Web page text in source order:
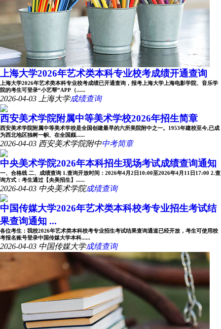
上海大学2026年艺术类本科专业校考成绩开通查询
上海大学2026年艺术类本科专业校考成绩已开通查询，报考上海大学上海电影学院、音乐学
院的考生可登录“小艺帮”APP（......
2026-04-03 上海大学成绩查询
西安美术学院附属中等美术学校2026年招生简章
西安美术学院附属中等美术学校是全国创建最早的六所美院附中之一。1953年建校至今,已成
为西北地区独树一帜、在全国颇......
2026-04-03 西安美术学院附中中考简章
中央美术学院2026年本科招生现场考试成绩查询通知
一、合格线 二、成绩查询 1.查询开放时间：2026年4月2日10:00至2026年4月11日17:00 2.查
询方式：考生通过【央美招生】......
2026-04-03 中央美术学院成绩查询
中国传媒大学2026年艺术类本科校考专业招生考试结
果查询通知 ...
各位考生：我校2026年艺术类本科校考专业招生考试结果查询通道已经开放，考生可使用校
考报名账号登录中国传媒大学本科......
2026-04-03 中国传媒大学成绩查询